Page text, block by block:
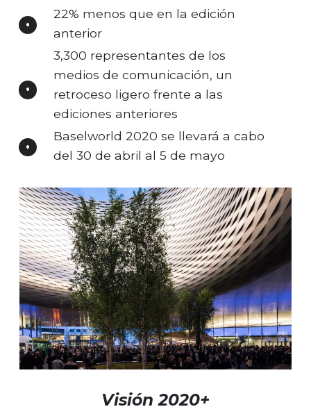
22% menos que en la edición
anterior
3,300 representantes de los
medios de comunicación, un
retroceso ligero frente a las
ediciones anteriores
Baselworld 2020 se llevará a cabo
del 30 de abril al 5 de mayo
Visión 2020+